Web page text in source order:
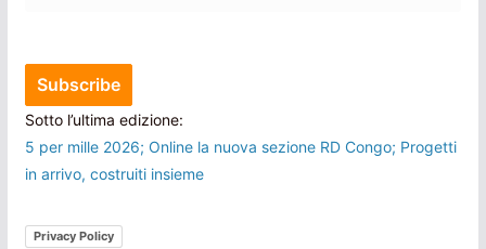
Sotto l’ultima edizione:
5 per mille 2026; Online la nuova sezione RD Congo; Progetti
in arrivo, costruiti insieme
Privacy Policy